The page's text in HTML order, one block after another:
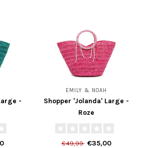
-
EMILY & NOAH
Shopper 'Jolanda' Large -
Roze
€49,99 €35,00